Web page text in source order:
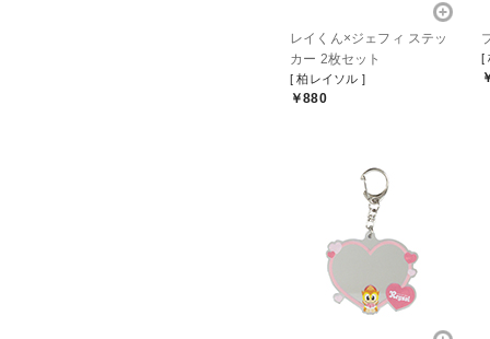
レイくん×ジェフィ ステッ
カー 2枚セット
[ 柏レイソル ]
￥880
[